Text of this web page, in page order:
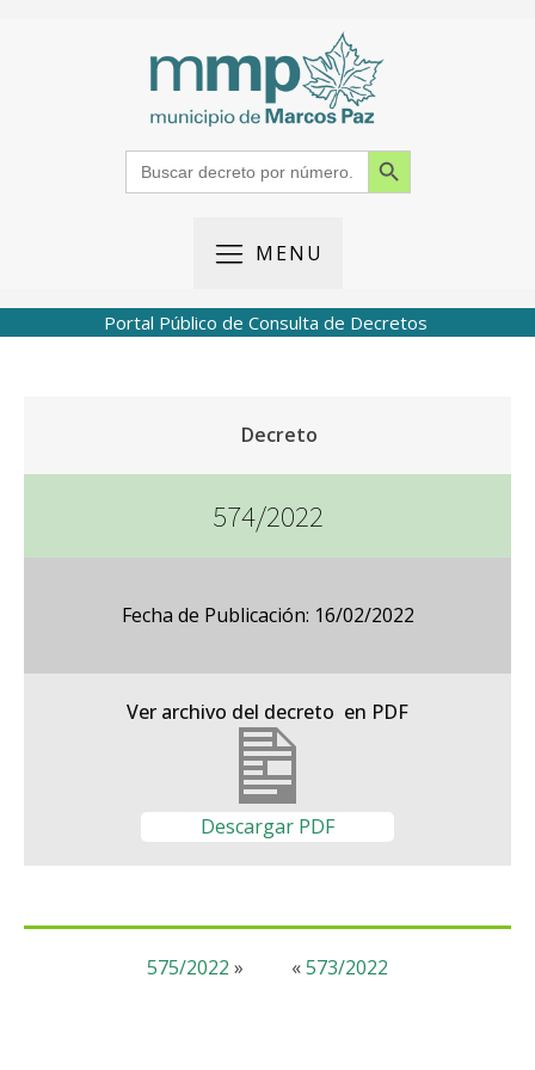
Search
for:
Search Button
MENU
Portal Público de Consulta de Decretos
Decreto
574/2022
Fecha de Publicación: 16/02/2022
Ver archivo del decreto en PDF
Descargar PDF
«573/2022
575/2022 »